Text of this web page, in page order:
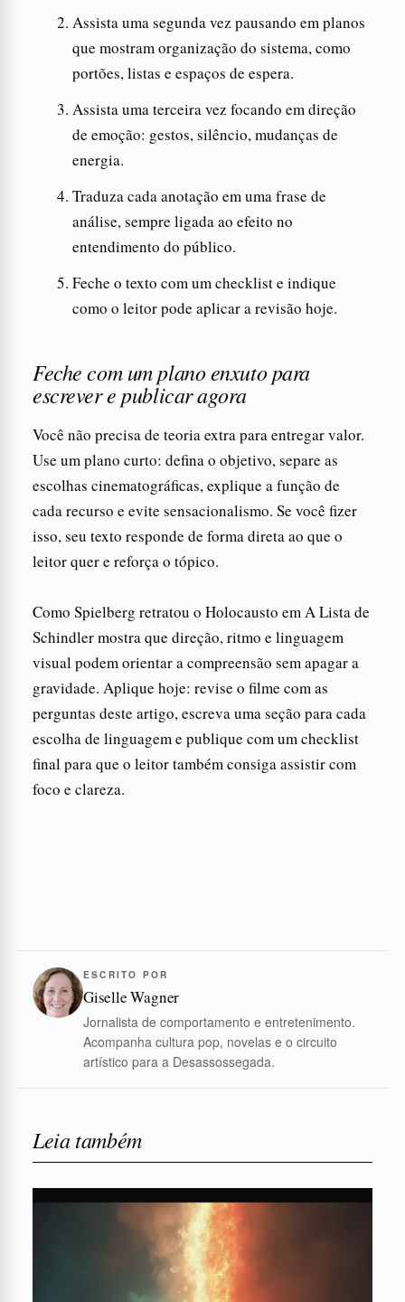
Assista uma segunda vez pausando em planos
que mostram organização do sistema, como
portões, listas e espaços de espera.
Assista uma terceira vez focando em direção
de emoção: gestos, silêncio, mudanças de
energia.
Traduza cada anotação em uma frase de
análise, sempre ligada ao efeito no
entendimento do público.
Feche o texto com um checklist e indique
como o leitor pode aplicar a revisão hoje.
Feche com um plano enxuto para
escrever e publicar agora
Você não precisa de teoria extra para entregar valor.
Use um plano curto: defina o objetivo, separe as
escolhas cinematográficas, explique a função de
cada recurso e evite sensacionalismo. Se você fizer
isso, seu texto responde de forma direta ao que o
leitor quer e reforça o tópico.
Como Spielberg retratou o Holocausto em A Lista de
Schindler mostra que direção, ritmo e linguagem
visual podem orientar a compreensão sem apagar a
gravidade. Aplique hoje: revise o filme com as
perguntas deste artigo, escreva uma seção para cada
escolha de linguagem e publique com um checklist
final para que o leitor também consiga assistir com
foco e clareza.
ESCRITO POR
Giselle Wagner
Jornalista de comportamento e entretenimento.
Acompanha cultura pop, novelas e o circuito
artístico para a Desassossegada.
Leia também